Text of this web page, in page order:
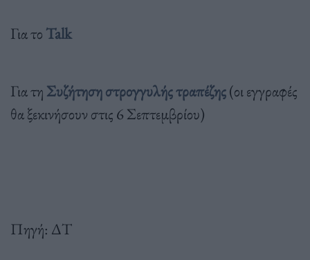
Για το Talk
Για τη Συζήτηση στρογγυλής τραπέζης(οι εγγραφές
θα ξεκινήσουν στις 6 Σεπτεμβρίου)
Πηγή: ΔΤ